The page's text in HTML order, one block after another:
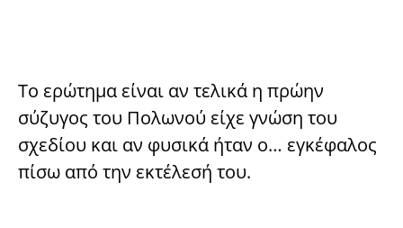
Το ερώτημα είναι αν τελικά η πρώην
σύζυγος του Πολωνού είχε γνώση του
σχεδίου και αν φυσικά ήταν ο… εγκέφαλος
πίσω από την εκτέλεσή του.